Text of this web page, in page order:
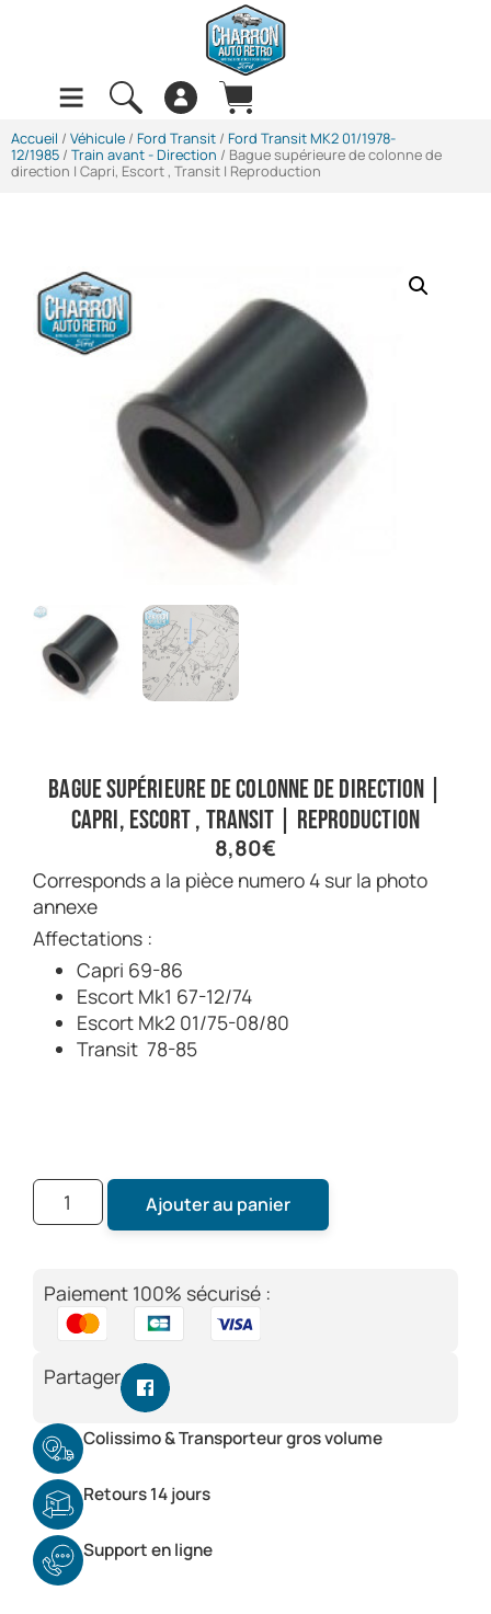
Accueil / Véhicule / Ford Transit / Ford Transit MK2 01/1978-
12/1985 / Train avant - Direction / Bague supérieure de colonne de
direction | Capri, Escort , Transit | Reproduction
Bague supérieure de colonne de direction |
Capri, Escort , Transit | Reproduction
8,80€
Corresponds a la pièce numero 4 sur la photo
annexe
Affectations :
Capri 69-86
Escort Mk1 67-12/74
Escort Mk2 01/75-08/80
Transit 78-85
Ajouter au panier
Paiement 100% sécurisé :
Partager
Colissimo & Transporteur gros volume
Retours 14 jours
Support en ligne